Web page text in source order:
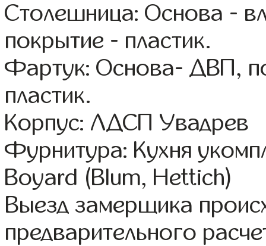
Столешница: Основа -
покрытие - пластик.
Фартук: Основа- ДВП,
пластик.
Корпус: ЛДСП Увадрев
Фурнитура: Кухня
Boyard (Blum, Hettich)
Выезд замерщика
предварительного